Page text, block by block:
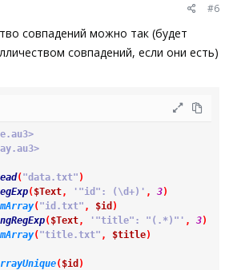
#6
совпадений можно так (будет
совпадений, если они есть)
("data.txt" )
($Text, '"id": (\d+)' , 3)
("id.txt" , $id )
($Text, '"title": "(.*)"' , 3)
("title.txt" , $title)
($id )